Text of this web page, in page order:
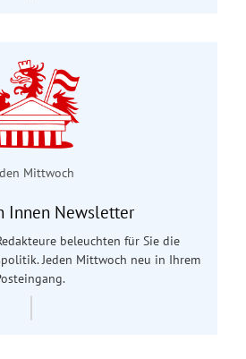
Mittwoch
Innen Newsletter
beleuchten für Sie die
Jeden Mittwoch neu in Ihrem